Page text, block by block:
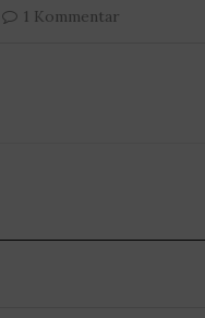
1 Kommentar